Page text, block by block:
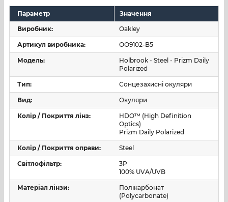
ергономічною геометрією дужок для стабільної
посадки.
Оптика — Prizm Daily Polarized
Матеріал лінз:
Plutonite® — фірмовий полімер з
високою ударостійкістю і вбудованим 100% UV-
захистом.
Технології:
Prizm™ — спектральне налаштування
для підсилення контрастності й передачі деталей;
Polarized — поляризація, що знижує відблиски від
доріг і водойм; HDO™ — забезпечує мінімум
оптичних спотворень.
Результат для користувача:краща читабельність
поверхонь і менша втома очей за яскравого
освітлення.
Параметр
Значення
Виробник:
Oakley
Артикул виробника: OO9102-B5
Модель:
Holbrook - Steel - Prizm Daily
Polarized
Тип: Сонцезахисні окуляри
Вид: Окуляри
Колір / Покриття лінз:
HDO™ (High Definition
Optics)
Prizm Daily Polarized
Колір / Покриття оправи: Steel
Світлофільтр:
3P
100% UVA/UVB
Матеріал лінзи:
Полікарбонат
(Polycarbonate)